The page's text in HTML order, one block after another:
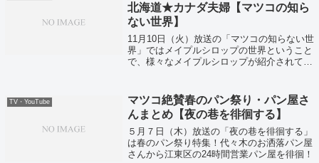
北海道★カナダ夫婦【マツコの知ら
ない世界】
11月10日（火）放送の「マツコの知らない世
界」ではメイプルシロップの世界ということ
で、様々なメイプルシロップが紹介されてい
TV・YouTube
マツコ絶賛春のパン祭り・パン屋さ
んまとめ【夜の巷を徘徊する】
５月７日（木）放送の「夜の巷を徘徊する」
は春のパン祭り特集！代々木のお洒落パン屋
さんから江東区の24時間営業パン屋を徘徊！